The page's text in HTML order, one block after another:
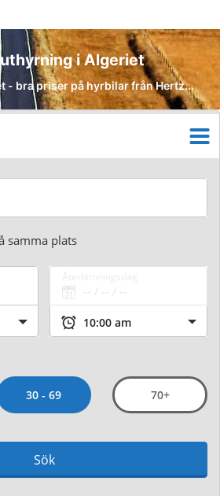
i Algeriet
- bra priser på hyrbilar från Hertz...
samma plats
30 - 69 70+
Sök